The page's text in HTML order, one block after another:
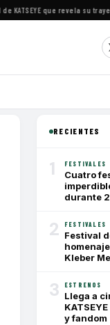
que revela su
RECIENTES
1 FESTIVALES
Cuatro
durante
2 FESTIVALES
Festival
Kleber
3 ESTRENOS
Llega a
y fandom